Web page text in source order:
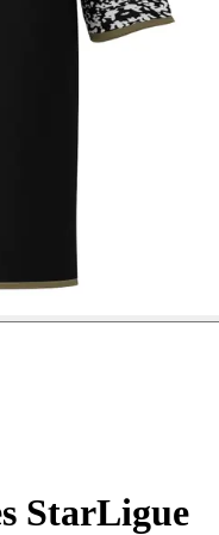
StarLigue